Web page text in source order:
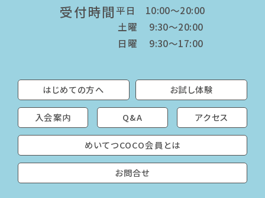
受付時間平日 10:00～20:00
土曜 9:30～20:00
日曜 9:30～17:00
はじめての方へ お試し体験
入会案内 Q&A アクセス
めいてつCOCO会員とは
お問合せ